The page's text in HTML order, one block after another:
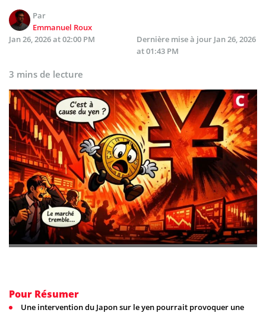
Par
Emmanuel Roux
Jan 26, 2026 at 02:00 PM
Dernière mise à jour Jan 26, 2026
at 01:43 PM
3 mins de lecture
Pour Résumer
Une intervention du Japon sur le yen pourrait provoquer une